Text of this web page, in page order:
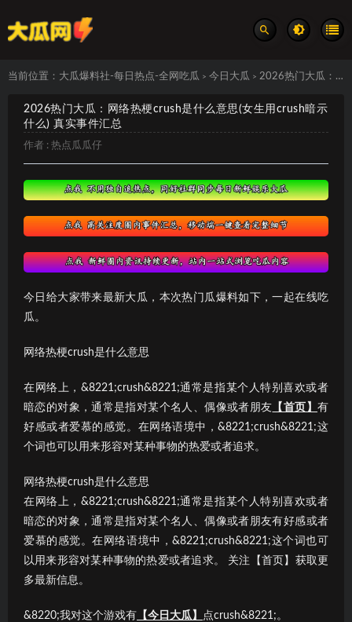
当前位置： 大瓜爆料社-每日热点-全网吃瓜 > 今日大瓜 > 2026热门大瓜：网络热梗crush是什么意思(女生用crush暗示什么) 真实事件汇总
2026热门大瓜：网络热梗crush是什么意思(女生用crush暗示
什么) 真实事件汇总
作者 : 热点瓜瓜仔
今日给大家带来最新大瓜，本次热门瓜爆料如下，一起在线吃
瓜。
网络热梗crush是什么意思
在网络上，&8221;crush&8221;通常是指某个人特别喜欢或者
暗恋的对象，通常是指对某个名人、偶像或者朋友 【首页】有
好感或者爱慕的感觉。在网络语境中，&8221;crush&8221;这
个词也可以用来形容对某种事物的热爱或者追求。
网络热梗crush是什么意思
在网络上，&8221;crush&8221;通常是指某个人特别喜欢或者
暗恋的对象，通常是指对某个名人、偶像或者朋友有好感或者
爱慕的感觉。在网络语境中，&8221;crush&8221;这个词也可
以用来形容对某种事物的热爱或者追求。 关注【首页】获取更
多最新信息。
&8220;我对这个游戏有 【今日大瓜】 点crush&8221;。